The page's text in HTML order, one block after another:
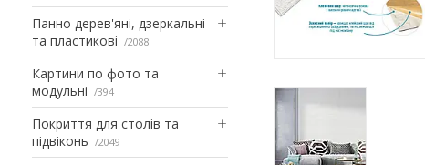
Панно дерев'яні, дзеркальні
та пластикові
2088
Картини по фото та
модульні
394
Покриття для столів та
підвіконь
2049